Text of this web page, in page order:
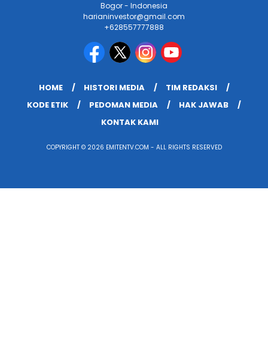
Bogor - Indonesia
harianinvestor@gmail.com
+628557777888
HOME HISTORI MEDIA
TIM REDAKSI
KODE ETIK
PEDOMAN MEDIA
HAK JAWAB
KONTAK KAMI
COPYRIGHT © 2026 EMITENTV.COM - ALL RIGHTS RESERVED